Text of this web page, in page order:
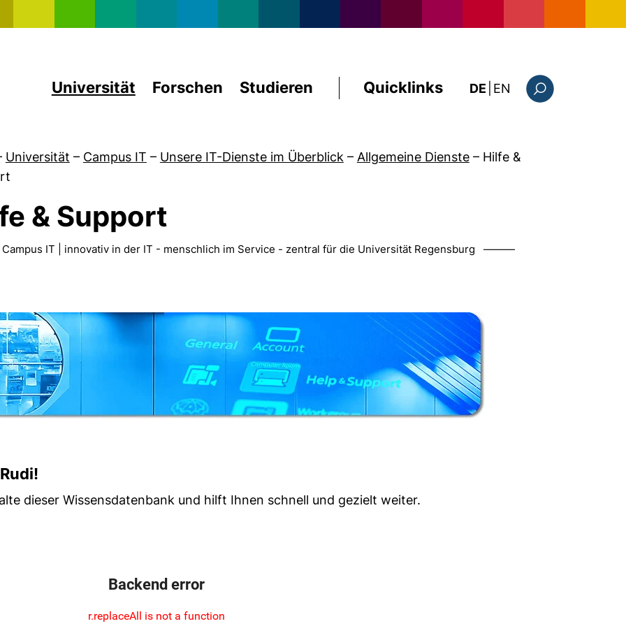
Universität Forschen Studieren Quicklinks DE EN : this page in
Universität – Campus IT – Unsere IT-Dienste im Überblick – Allgemeine Dienste – Hilfe &
50 Jahre RZ
& Support
IT | innovativ in der IT - menschlich im Service - zentral für die Universität Regensburg ———
dieser Wissensdatenbank und hilft Ihnen schnell und gezielt weiter.
Backend error
r.replaceAll is not a function